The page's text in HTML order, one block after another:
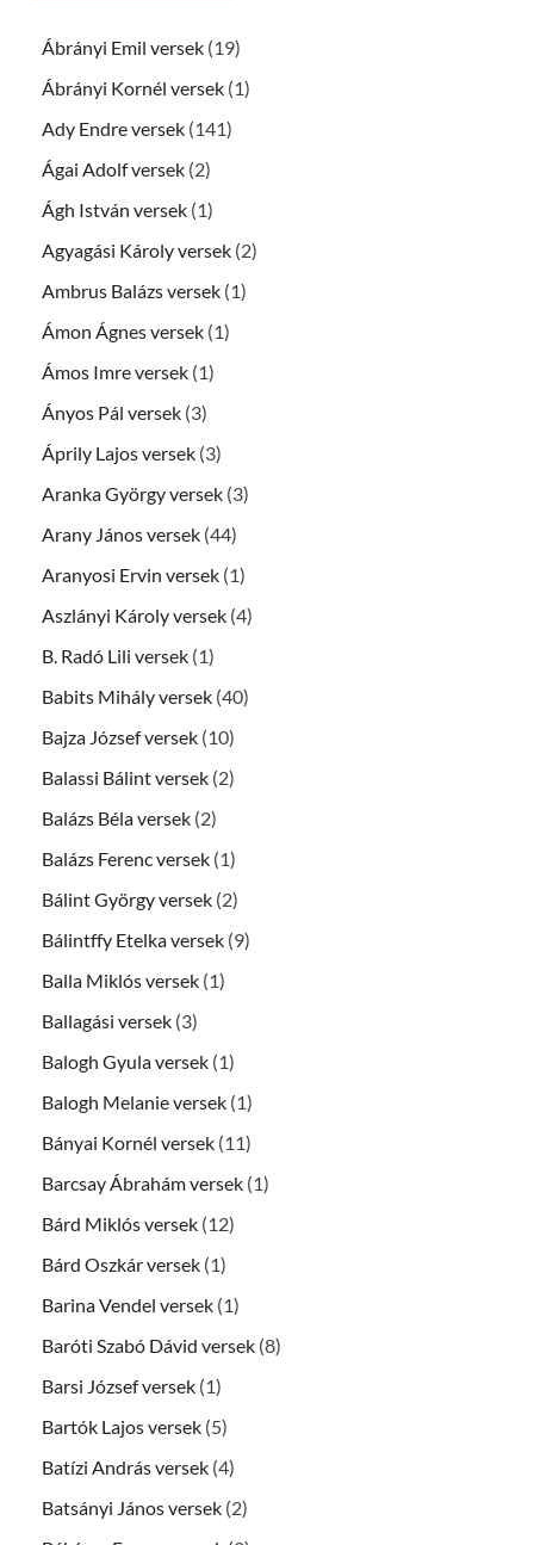
Ábrányi Emil versek (19)
Ábrányi Kornél versek (1)
Ady Endre versek (141)
Ágai Adolf versek (2)
Ágh István versek (1)
Agyagási Károly versek (2)
Ambrus Balázs versek (1)
Ámon Ágnes versek (1)
Ámos Imre versek (1)
Ányos Pál versek (3)
Áprily Lajos versek (3)
Aranka György versek (3)
Arany János versek (44)
Aranyosi Ervin versek (1)
Aszlányi Károly versek (4)
B. Radó Lili versek (1)
Babits Mihály versek (40)
Bajza József versek (10)
Balassi Bálint versek (2)
Balázs Béla versek (2)
Balázs Ferenc versek (1)
Bálint György versek (2)
Bálintffy Etelka versek (9)
Balla Miklós versek (1)
Ballagási versek (3)
Balogh Gyula versek (1)
Balogh Melanie versek (1)
Bányai Kornél versek (11)
Barcsay Ábrahám versek (1)
Bárd Miklós versek (12)
Bárd Oszkár versek (1)
Barina Vendel versek (1)
Baróti Szabó Dávid versek (8)
Barsi József versek (1)
Bartók Lajos versek (5)
Batízi András versek (4)
Batsányi János versek (2)